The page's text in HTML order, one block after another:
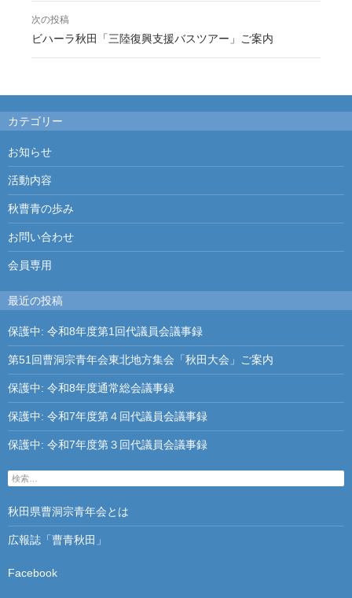
稿
ナ
ゲ
ー
シ
ョ
ン
次の投稿
ビハーラ秋田「三陸復興支援バスツアー」ご案内
カテゴリー
お知らせ
活動内容
秋曹青の歩み
お問い合わせ
会員専用
最近の投稿
保護中: 令和8年度第1回代議員会議事録
第51回曹洞宗青年会東北地方集会「秋田大会」ご案内
保護中: 令和8年度通常総会議事録
保護中: 令和7年度第４回代議員会議事録
保護中: 令和7年度第３回代議員会議事録
検
:秋田県曹洞宗青年会とは
広報誌「曹青秋田」
Facebook